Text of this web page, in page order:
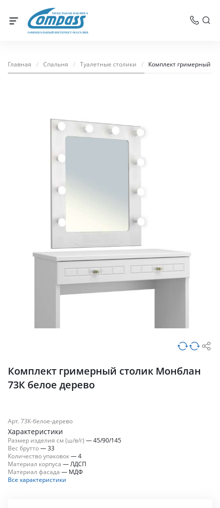
МЕБЕЛЬНАЯ ФАБРИКА
ОФИЦИАЛЬНЫЙ ИНТЕРНЕТ-МАГАЗИН
Главная / Спальня / Туалетные столики / Комплект гримерный
Комплект гримерный столик Монблан
73К белое дерево
Арт. 73К-белое-дерево
Характеристики
Размер изделия см (ш/в/г) —45/90/145
Вес брутто—33
Количество упаковок—4
Материал корпуса — ЛДСП
Материал фасада — МДФ
Все характеристики